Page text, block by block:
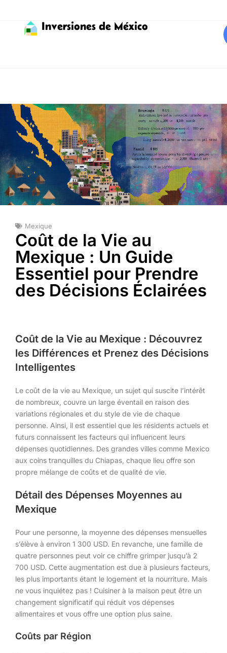
Inversiones de México
Mexique
Coût de la Vie au
Mexique : Un Guide
Essentiel pour Prendre
des Décisions Éclairées
Coût de la Vie au Mexique : Découvrez
les Différences et Prenez des Décisions
Intelligentes
Le coût de la vie au Mexique, un sujet qui suscite l’intérêt
de nombreux, couvre un large éventail en raison des
variations régionales et du style de vie de chaque
personne. Ainsi, il est essentiel que les résidents actuels et
futurs connaissent les facteurs qui influencent leurs
dépenses quotidiennes. Des grandes villes comme Mexico
aux coins tranquilles du Chiapas, chaque lieu offre son
propre mélange de coûts et de qualité de vie.
Détail des Dépenses Moyennes au
Mexique
Pour une personne, la moyenne des dépenses mensuelles
s’élève à environ 1 300 USD. En revanche, une famille de
quatre personnes peut voir ce chiffre grimper jusqu’à 2
700 USD. Cette augmentation est due à plusieurs facteurs,
les plus importants étant le logement et la nourriture. Mais
ne vous inquiétez pas ! Cuisiner à la maison peut être un
changement significatif qui réduit vos dépenses
alimentaires et vous offre une option plus saine.
Coûts par Région